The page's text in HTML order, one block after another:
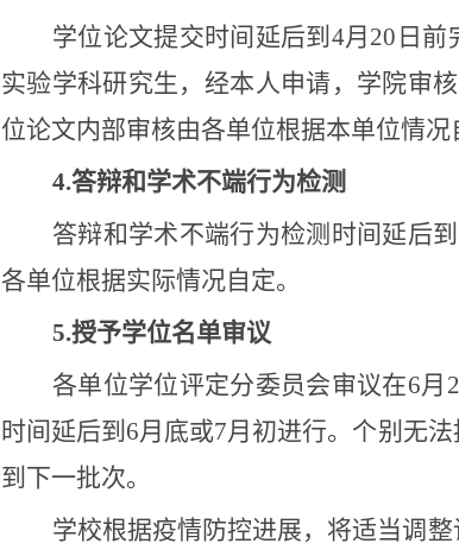
学位论文提交时间延后到4月20日
实验学科研究生，经本人申请，学院审
位论文内部审核由各单位根据本单位情况
4.答辩和学术不端行为检测
答辩和学术不端行为检测时间延后
各单位根据实际情况自定。
5.授予学位名单审议
各单位学位评定分委员会审议在6月
时间延后到6月底或7月初进行。个别无
到下一批次。
学校根据疫情防控进展，将适当调